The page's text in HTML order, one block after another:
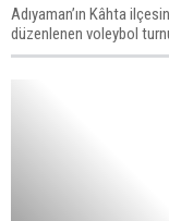
Adıyaman’ın Kâhta
düzenlenen voleybol